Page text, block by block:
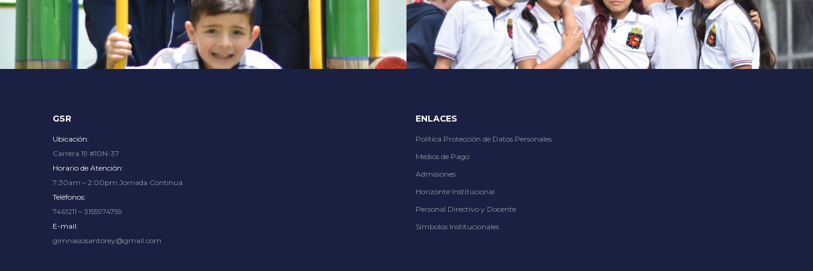
GSR
Ubicación:
Carrera 19 #10N-37
Horario de Atención:
7:30am – 2:00pm Jornada Continua
Teléfonos:
7461211 – 3155974759
E-mail:
gimnasiosantorey@gmail.com
ENLACES
Política Protección de Datos Personales
Medios de Pago
Admisiones
Horizonte Institucional
Personal Directivo y Docente
Símbolos Institucionales